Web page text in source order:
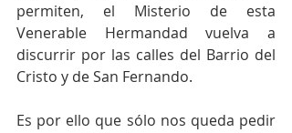
permiten, el Misterio de esta
Venerable Hermandad vuelva a
discurrir por las calles del Barrio del
Cristo y de San Fernando.
Es por ello que sólo nos queda pedir